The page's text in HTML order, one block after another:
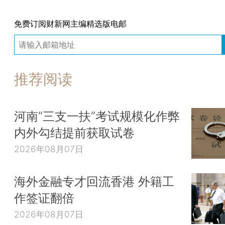
免费订阅财新网主编精选版电邮
推荐阅读
河南“三支一扶”考试规模化作弊
内外勾结提前获取试卷
2026年08月07日
海外金融专才回流香港 外籍工
作签证翻倍
2026年08月07日